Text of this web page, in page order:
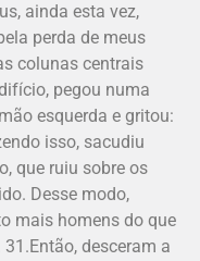
ainda esta vez,
perda de meus
colunas centrais
pegou numa
esquerda e gritou:
isso, sacudiu
que ruiu sobre os
Desse modo,
mais homens do que
desceram a